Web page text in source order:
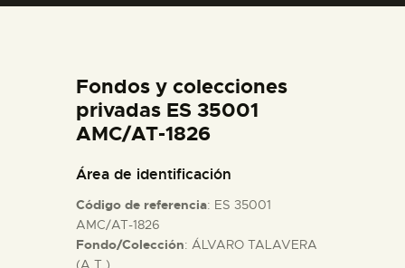
ESPAÑOL
ACTIVIDADES
Fondos y colecciones
privadas ES 35001
AMC/AT-1826
Área de identificación
Código de referencia: ES 35001
AMC/AT-1826
Fondo/Colección: ÁLVARO TALAVERA
(A.T.)